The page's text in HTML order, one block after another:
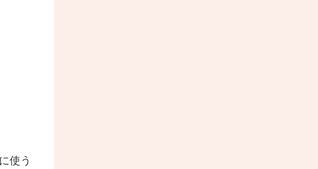
使う